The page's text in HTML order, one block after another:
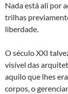
Nada está ali por
trilhas
liberdade.
O século XXI
visível das
aquilo que lhes
corpos, o